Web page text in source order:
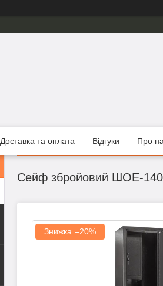
Доставка та оплата Відгуки Про
Сейф збройовий ШОЕ-
–20%